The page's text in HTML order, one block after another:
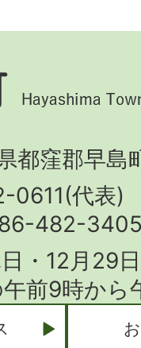
窪郡早島
0611(代表)
482-
・12月29
前9時か